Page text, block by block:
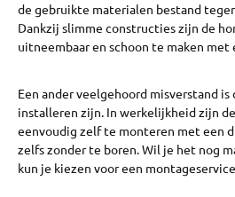
de gebruikte materialen bestand
Dankzij slimme constructies zijn de
uitneembaar en schoon te maken
Een ander veelgehoord misverstand
installeren zijn. In werkelijkheid zijn
eenvoudig zelf te monteren met een
zelfs zonder te boren. Wil je het nog
kun je kiezen voor een